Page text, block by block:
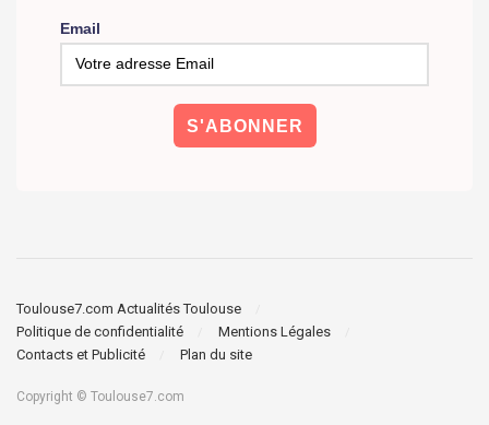
Email
Toulouse7.com Actualités Toulouse
Politique de confidentialité
Mentions Légales
Contacts et Publicité
Plan du site
Copyright © Toulouse7.com